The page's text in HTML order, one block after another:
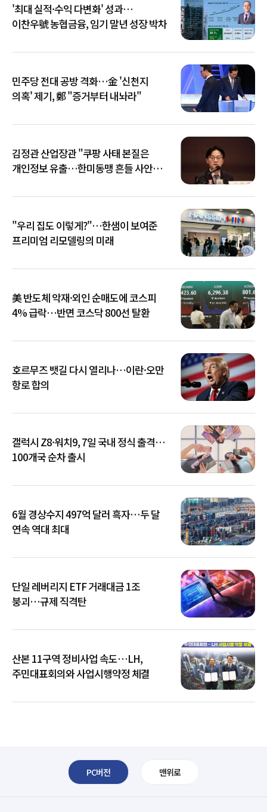
'최대 실적·수익 다변화' 성과…
이찬우號 농협금융, 임기 말년 성장 박차
민주당 전대 공방 격화…金 '신천지
의혹' 제기, 鄭 "증거부터 내놔라"
김정관 산업장관 "쿠팡 사태 본질은
개인정보 유출…한미동맹 흔들 사안
"우리 집도 이렇게?"…한샘이 보여준
프리미엄 리모델링의 미래
美 반도체 악재·외인 순매도에 코스피
4% 급락…반면 코스닥 800선 탈환
호르무즈 뱃길 다시 열리나…이란·오만
항로 합의
갤럭시 Z8·워치9, 7일 국내 정식 출격…
100개국 순차 출시
6월 경상수지 497억 달러 흑자…두 달
연속 역대 최대
단일 레버리지 ETF 거래대금 1조
붕괴…규제 직격탄
산본 11구역 정비사업 속도…LH,
주민대표회의와 사업시행약정 체결
PC버전 맨위로